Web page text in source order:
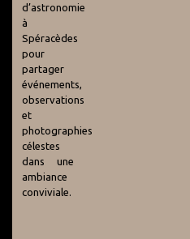
d’astronomie
à
Spéracèdes
pour
partager
événements,
observations
et
photographies
célestes
dans une
ambiance
conviviale.